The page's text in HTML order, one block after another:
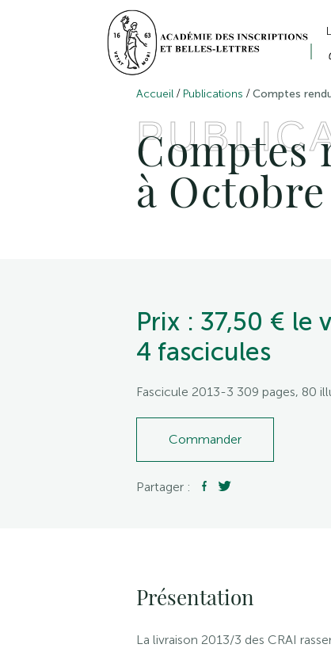
Accueil / Publications /Comptes
Comptes
à Octobre
Prix : 37,50 € le
4 fascicules
Fascicule 2013-3 309 pages, 80
Commander
Partager :
Présentation
La livraison 2013/3 des CRAI